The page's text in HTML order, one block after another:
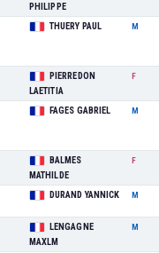
PHILIPPE
THUERY PAUL M
PIERREDON
LAETITIA
F
FAGES GABRIEL M
BALMES
MATHILDE
F
DURAND YANNICK M
LENGAGNE
MAXLM
M